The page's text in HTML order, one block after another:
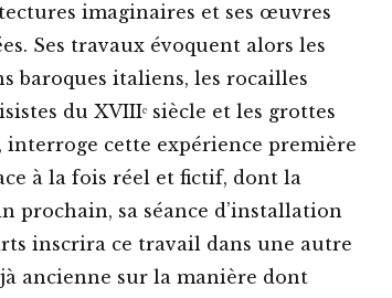
imaginaires et ses œuvres
Ses travaux évoquent alors les
baroques italiens, les rocailles
du XVIIIᵉ siècle et les grottes
interroge cette expérience première
à la fois réel et fictif, dont la
prochain, sa séance d’installation
inscrira ce travail dans une autre
ancienne sur la manière dont